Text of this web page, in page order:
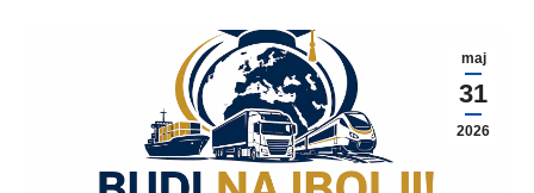
maj
31
2026